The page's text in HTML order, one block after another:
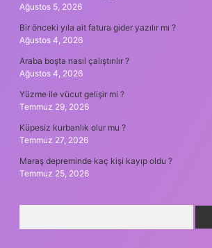
Ağustos 5, 2026
Bir önceki yıla ait fatura gider yazılır mı ?
Ağustos 4, 2026
Araba boşta nasıl çalıştırılır ?
Ağustos 4, 2026
Yüzme ile vücut gelişir mi ?
Temmuz 29, 2026
Küpesiz kurbanlık olur mu ?
Temmuz 27, 2026
Maraş depreminde kaç kişi kayıp oldu ?
Temmuz 25, 2026